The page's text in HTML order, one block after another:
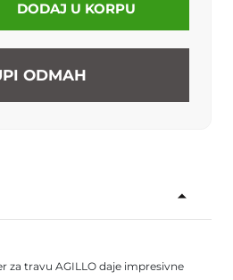
DODAJ U KORPU
ODMAH
za travu AGILLO daje impresivne